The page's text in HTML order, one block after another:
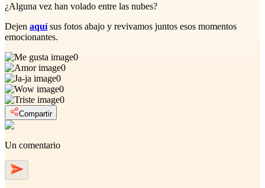
¿Alguna vez han volado entre las nubes?
Dejen aquísus fotos abajo y revivamos juntos esos momentos
emocionantes.
0
0
0
0
0
Compartir
Un comentario